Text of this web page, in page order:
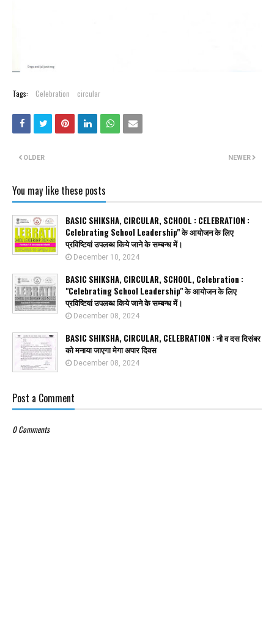
Tags: Celebration circular
NEWER
OLDER
You may like these posts
BASIC SHIKSHA, CIRCULAR, SCHOOL : CELEBRATION :
Celebrating School Leadership" के आयोजन के लिए
प्रविष्टियां उपलब्ध किये जाने के सम्बन्ध में।
December 10, 2024
BASIC SHIKSHA, CIRCULAR, SCHOOL, Celebration :
"Celebrating School Leadership" के आयोजन के लिए
प्रविष्टियां उपलब्ध किये जाने के सम्बन्ध में।
December 08, 2024
BASIC SHIKSHA, CIRCULAR, CELEBRATION : नौ व दस दिसंबर
को मनाया जाएगा मेगा अपार दिवस
December 08, 2024
Post a Comment
0 Comments